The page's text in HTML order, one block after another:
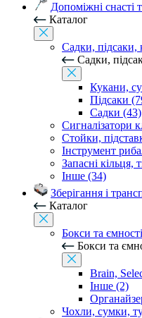
Допоміжні снасті
Каталог
Садки, підсаки,
Садки,
Кукани,
Підсаки
Садки (43)
Сигналізатори
Стойки,
Інструмент
Запасні кільця,
Інше (34)
Зберігання і
Каталог
Бокси та
Бокси та
Brain,
Інше (2)
Чохли, сумки,